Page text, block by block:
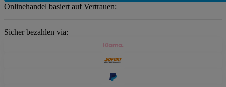
Onlinehandel basiert auf Vertrauen:
Sicher bezahlen via: